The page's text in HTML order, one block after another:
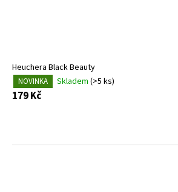
Heuchera Black Beauty
NOVINKA Skladem (>5 ks)
179 Kč